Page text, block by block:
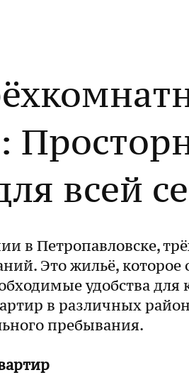
всей
в Петропавловске,
Это жильё, которое
удобства
в различных
пребывания.